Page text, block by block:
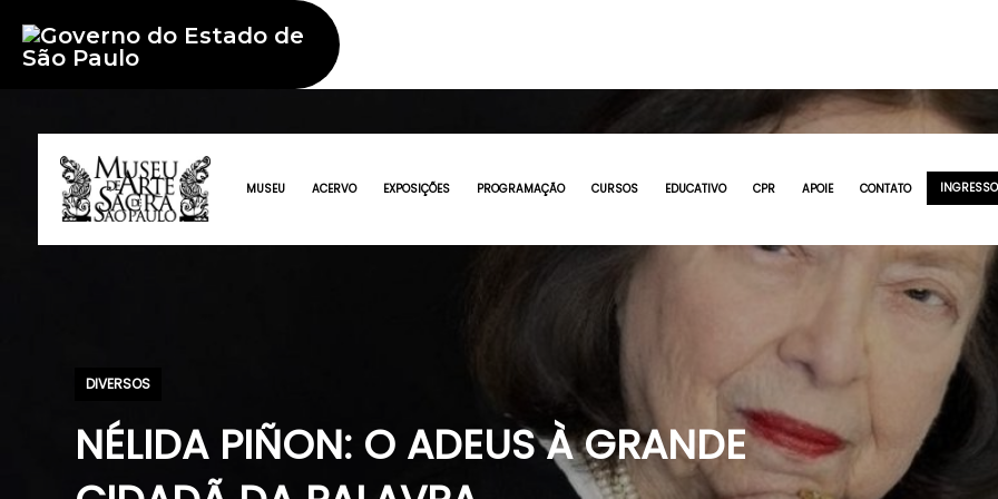
MUSEU ACERVO EXPOSIÇÕES PROGRAMAÇÃO CURSOS EDUCATIVO CPR APOIE CONTATO
DIVERSOS
NÉLIDA PIÑON: O ADEUS À GRANDE